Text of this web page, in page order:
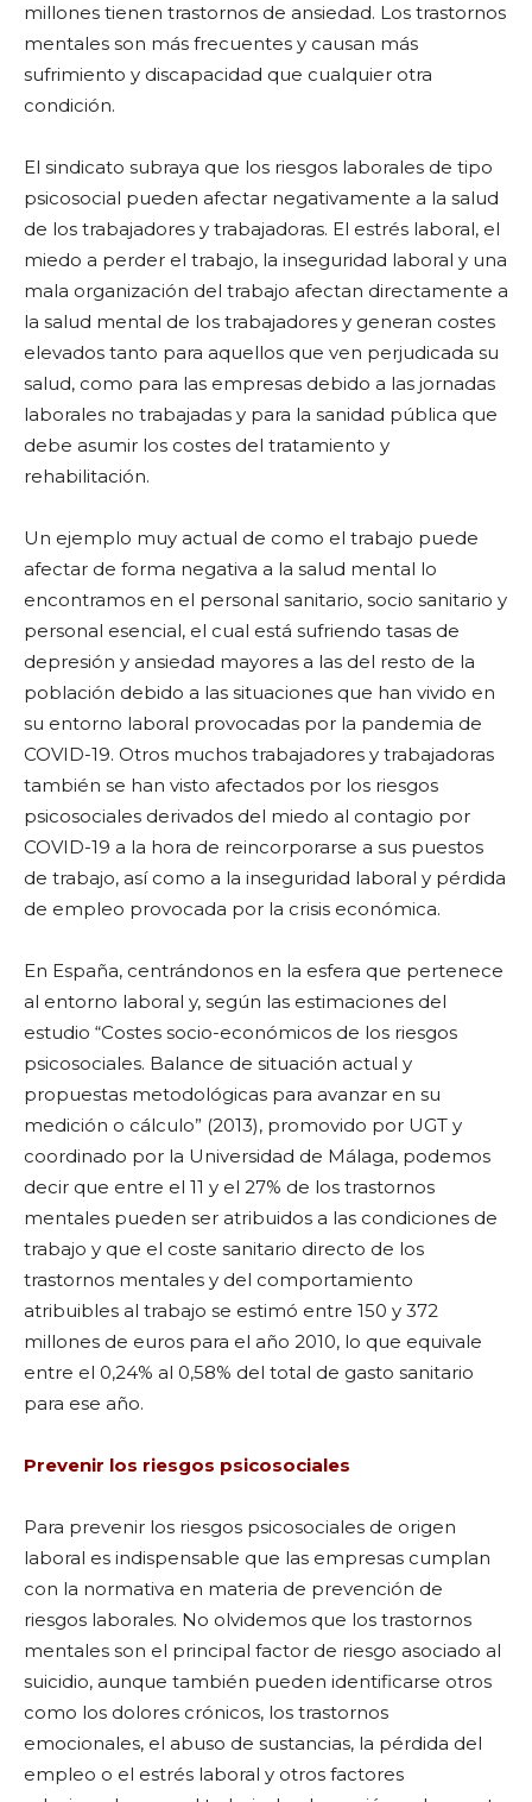
millones tienen trastornos de ansiedad. Los trastornos
mentales son más frecuentes y causan más
sufrimiento y discapacidad que cualquier otra
condición.
El sindicato subraya que los riesgos laborales de tipo
psicosocial pueden afectar negativamente a la salud
de los trabajadores y trabajadoras. El estrés laboral, el
miedo a perder el trabajo, la inseguridad laboral y una
mala organización del trabajo afectan directamente a
la salud mental de los trabajadores y generan costes
elevados tanto para aquellos que ven perjudicada su
salud, como para las empresas debido a las jornadas
laborales no trabajadas y para la sanidad pública que
debe asumir los costes del tratamiento y
rehabilitación.
Un ejemplo muy actual de como el trabajo puede
afectar de forma negativa a la salud mental lo
encontramos en el personal sanitario, socio sanitario y
personal esencial, el cual está sufriendo tasas de
depresión y ansiedad mayores a las del resto de la
población debido a las situaciones que han vivido en
su entorno laboral provocadas por la pandemia de
COVID-19. Otros muchos trabajadores y trabajadoras
también se han visto afectados por los riesgos
psicosociales derivados del miedo al contagio por
COVID-19 a la hora de reincorporarse a sus puestos
de trabajo, así como a la inseguridad laboral y pérdida
de empleo provocada por la crisis económica.
En España, centrándonos en la esfera que pertenece
al entorno laboral y, según las estimaciones del
estudio “Costes socio-económicos de los riesgos
psicosociales. Balance de situación actual y
propuestas metodológicas para avanzar en su
medición o cálculo” (2013), promovido por UGT y
coordinado por la Universidad de Málaga, podemos
decir que entre el 11 y el 27% de los trastornos
mentales pueden ser atribuidos a las condiciones de
trabajo y que el coste sanitario directo de los
trastornos mentales y del comportamiento
atribuibles al trabajo se estimó entre 150 y 372
millones de euros para el año 2010, lo que equivale
entre el 0,24% al 0,58% del total de gasto sanitario
para ese año.
Prevenir los riesgos psicosociales
Para prevenir los riesgos psicosociales de origen
laboral es indispensable que las empresas cumplan
con la normativa en materia de prevención de
riesgos laborales. No olvidemos que los trastornos
mentales son el principal factor de riesgo asociado al
suicidio, aunque también pueden identificarse otros
como los dolores crónicos, los trastornos
emocionales, el abuso de sustancias, la pérdida del
empleo o el estrés laboral y otros factores